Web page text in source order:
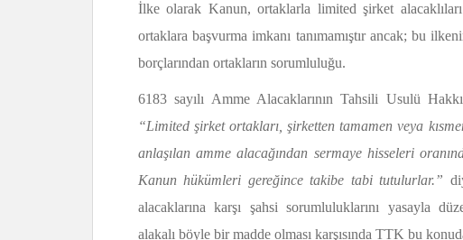
İlke olarak Kanun, ortaklarla limited şirket
ortaklara başvurma imkanı tanımamıştır ancak; bu
borçlarından ortakların sorumluluğu.
6183 sayılı Amme Alacaklarının Tahsili Usulü
“Limited şirket ortakları, şirketten tamamen veya
anlaşılan amme alacağından sermaye hisseleri
Kanun hükümleri gereğince takibe tabi tutulurlar.”
alacaklarına karşı şahsi sorumluluklarını yasayla
alakalı böyle bir madde olması karşısında TTK bu